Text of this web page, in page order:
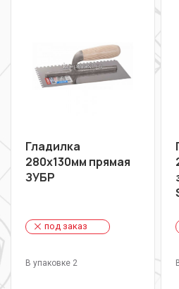
Гладилка
280х130мм прямая
ЗУБР
под заказ
В упаковке 2